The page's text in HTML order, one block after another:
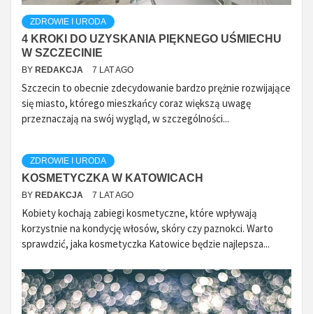
ZDROWIE I URODA
4 KROKI DO UZYSKANIA PIĘKNEGO UŚMIECHU
W SZCZECINIE
BY REDAKCJA 7 LAT AGO
Szczecin to obecnie zdecydowanie bardzo prężnie rozwijające
się miasto, którego mieszkańcy coraz większą uwagę
przeznaczają na swój wygląd, w szczególności...
ZDROWIE I URODA
KOSMETYCZKA W KATOWICACH
BY REDAKCJA 7 LAT AGO
Kobiety kochają zabiegi kosmetyczne, które wpływają
korzystnie na kondycję włosów, skóry czy paznokci. Warto
sprawdzić, jaka kosmetyczka Katowice będzie najlepsza...